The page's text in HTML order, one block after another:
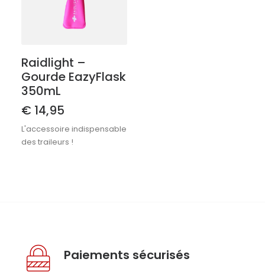
Raidlight –
Gourde EazyFlask
350mL
€ 14,95
L'accessoire indispensable
des traileurs !
Paiements sécurisés